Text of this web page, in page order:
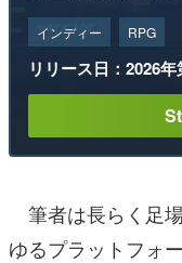
インディー RPG
リリース日：2026
筆者は長らく足
ゆるプラットフォ